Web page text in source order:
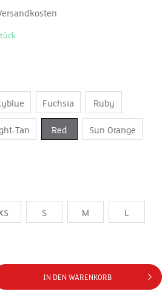
Fuchsia Ruby
Tan Red Sun Orange
S M L
IN DEN WARENKORB